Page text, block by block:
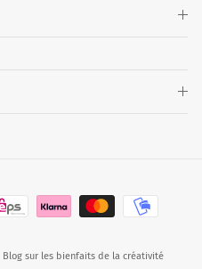
Blog sur les bienfaits de la créativité